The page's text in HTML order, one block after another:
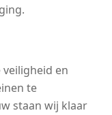
en
te
staan wij klaar